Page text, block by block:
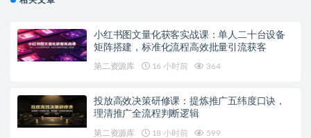
小红书图文量化获客实战课：单人二十台设备
矩阵搭建，标准化流程高效批量引流获客
第二资源库 16 小时前 364
投放高效决策研修课：提炼推广五纬度口诀，
理清推广全流程判断逻辑
第二资源库 18 小时前 599